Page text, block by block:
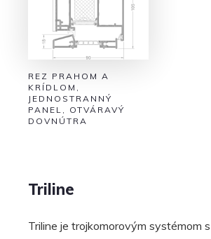
REZ PRAHOM A
KRÍDLOM,
JEDNOSTRANNÝ
PANEL, OTVÁRAVÝ
DOVNÚTRA
Triline
Triline je trojkomorovým systémom